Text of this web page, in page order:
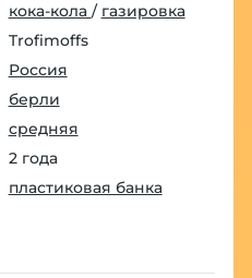
кока-кола / газировка
Trofimoffs
Россия
берли
средняя
2 года
пластиковая банка